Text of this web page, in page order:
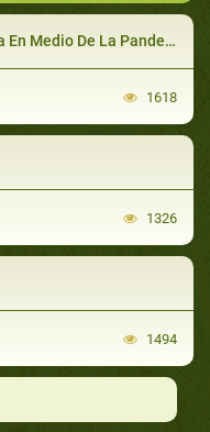
La Pandemia De COVID 19
1618
1326
1494